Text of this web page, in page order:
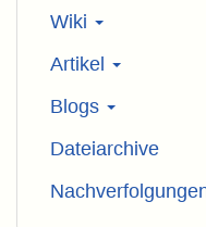
Wiki
Artikel
Blogs
Dateiarchive